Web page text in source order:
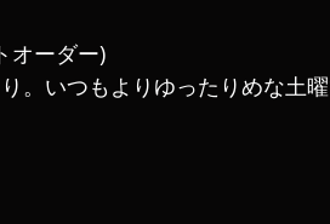
オーダー)
。いつもよりゆったりめな土